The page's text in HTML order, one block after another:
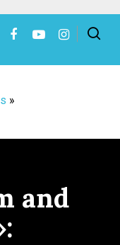
»
and